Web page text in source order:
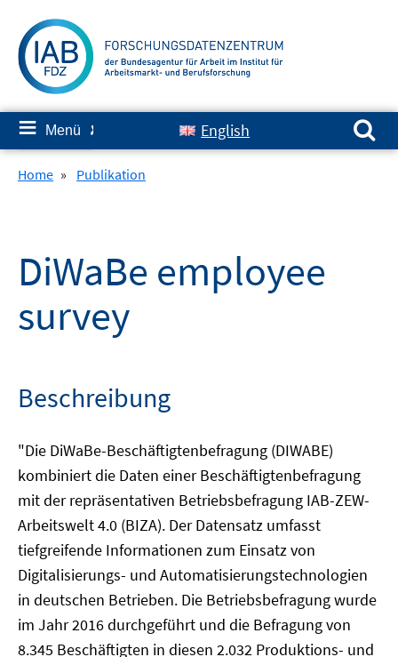
zum
Inhalt
≡ Menü ✘ English
Suchen nach:
Home » Publikation
DiWaBe employee
survey
Beschreibung
"Die DiWaBe-Beschäftigtenbefragung (DIWABE)
kombiniert die Daten einer Beschäftigtenbefragung
mit der repräsentativen Betriebsbefragung IAB-ZEW-
Arbeitswelt 4.0 (BIZA). Der Datensatz umfasst
tiefgreifende Informationen zum Einsatz von
Digitalisierungs- und Automatisierungstechnologien
in deutschen Betrieben. Die Betriebsbefragung wurde
im Jahr 2016 durchgeführt und die Befragung von
8.345 Beschäftigten in diesen 2.032 Produktions- und